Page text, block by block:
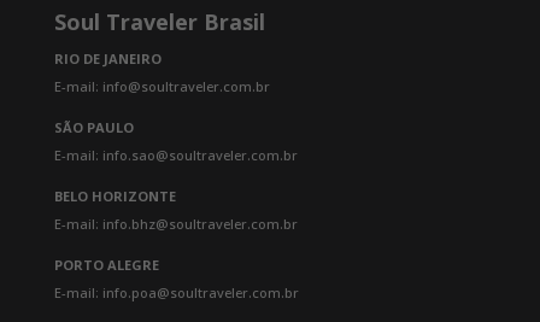
Soul Traveler Brasil
RIO DE JANEIRO
E-mail: info@soultraveler.com.br
SÃO PAULO
E-mail: info.sao@soultraveler.com.br
BELO HORIZONTE
E-mail: info.bhz@soultraveler.com.br
PORTO ALEGRE
E-mail: info.poa@soultraveler.com.br